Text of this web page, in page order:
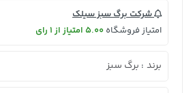
شرکت برگ سبز سیلک
امتیاز فروشگاه 5.00 امتیاز از 1 رای
برند : برگ سبز